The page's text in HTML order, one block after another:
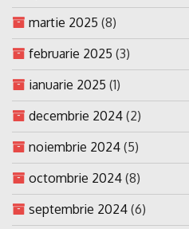
martie 2025 (8)
februarie 2025 (3)
ianuarie 2025 (1)
decembrie 2024 (2)
noiembrie 2024 (5)
octombrie 2024 (8)
septembrie 2024 (6)